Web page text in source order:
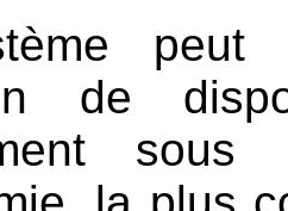
peut
de